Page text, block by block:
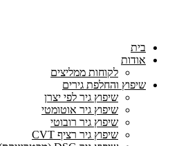
בית
אודות
לקוחות ממליצים
שיפוץ והחלפת גירים
שיפוץ גיר לפי יצרן
שיפוץ גיר אוטומטי
שיפוץ גיר רובוטי
שיפוץ גיר רציף CVT